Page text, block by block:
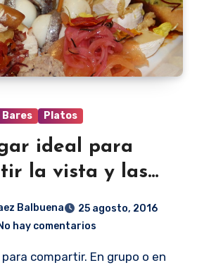
Bares Platos
ideal para
la vista y las
Balbuena
25 agosto, 2016
hay comentarios